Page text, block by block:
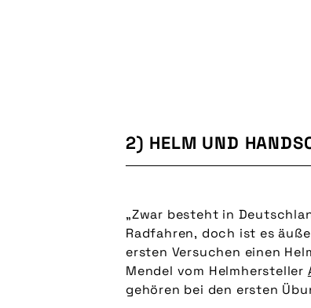
2) HELM UND
„Zwar besteht in
Radfahren, doch ist es
ersten Versuchen einen
Mendel vom Helmhersteller
gehören bei den ersten